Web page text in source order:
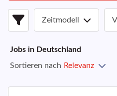
Zeitmodell
Jobs in Deutschland
Sortieren nach Relevanz